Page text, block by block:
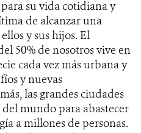
su vida cotidiana y
de alcanzar una
y sus hijos. El
50% de nosotros vive en
cada vez más urbana y
y nuevas
las grandes ciudades
mundo para abastecer
a millones de personas.